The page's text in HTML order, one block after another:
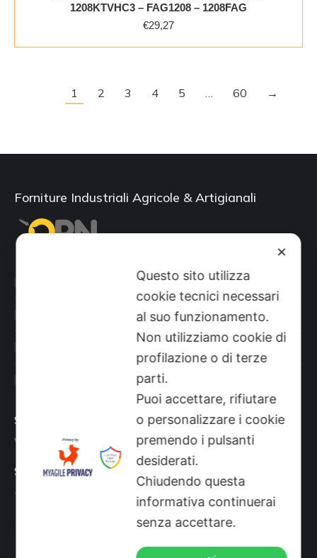
1208KTVHC3 – FAG1208 – 1208FAG
€29,27
1 2 3 4 5 … 60 →
Forniture Industriali Agricole & Artigianali
Sede
Via Busano, 56, Favria (TO)
Supporto Tecnico
+39 0124 34071
✕
Questo sito utilizza
cookie tecnici necessari
al suo funzionamento.
Non utilizziamo cookie di
profilazione o di terze
parti.
Puoi accettare, rifiutare
o personalizzare i cookie
premendo i pulsanti
desiderati.
Chiudendo questa
informativa continuerai
senza accettare.